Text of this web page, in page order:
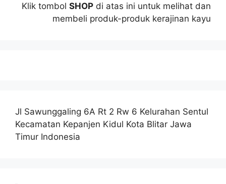
Klik tombol SHOP di atas ini untuk melihat dan
membeli produk-produk kerajinan kayu
Jl Sawunggaling 6A Rt 2 Rw 6 Kelurahan Sentul
Kecamatan Kepanjen Kidul Kota Blitar Jawa
Timur Indonesia